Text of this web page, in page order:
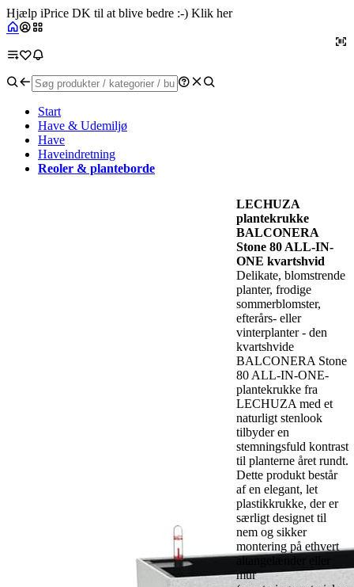
Hjælp iPrice DK til at blive bedre :-) Klik her
Start
Have & Udemiljø
Have
Haveindretning
Reoler & planteborde
LECHUZA
plantekrukke
BALCONERA
Stone 80 ALL-IN-
ONE kvartshvid
Delikate, blomstrende
planter, frodige
sommerblomster,
efterårs- eller
vinterplanter - den
kvartshvide
BALCONERA Stone
80 ALL-IN-ONE-
plantekrukke fra
LECHUZA med et
naturligt stenlook
tilbyder en
stemningsfuld kontrast
til planterne året rundt.
Dette produkt består
af en elegant, let
plastikkrukke, der er
særligt designet til
nem og sikker
montering på ethvert
altangelænder eller
mur